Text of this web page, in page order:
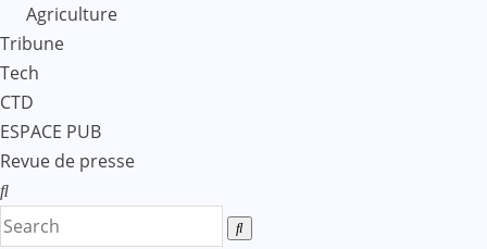
Agriculture
Tribune
Tech
CTD
ESPACE PUB
Revue de presse